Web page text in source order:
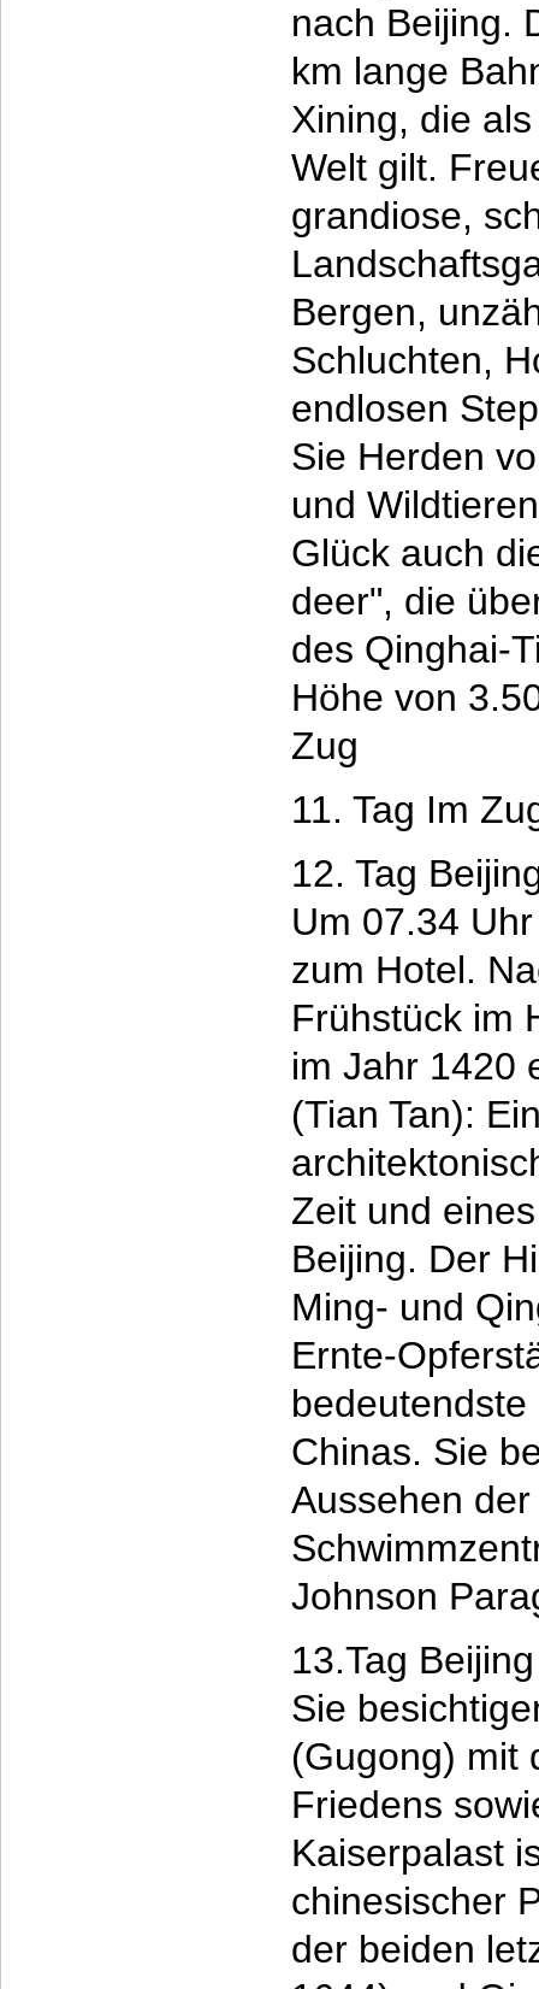
nach Beijing.
km lange
Xining, die
Welt gilt.
grandiose,
Bergen,
Schluchten,
endlosen
Sie Herden
und
Glück auch
deer", die
des Qinghai-
Höhe von
Zug
11. Tag Im
12. Tag
Um 07.34
zum Hotel.
Frühstück im
im Jahr 1420
(Tian Tan):
Zeit und
Beijing. Der
Ming- und
Ernte-
Chinas. Sie
Aussehen
Johnson
13.Tag
Sie
(Gugong) mit
Friedens
Kaiserpalast
chinesischer
der beiden